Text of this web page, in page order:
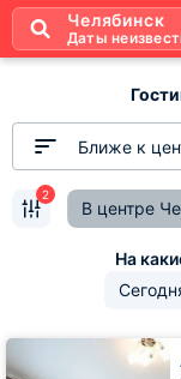
Челябинск
Даты
Ближе к
В центре
2
Апартаменты
Пять